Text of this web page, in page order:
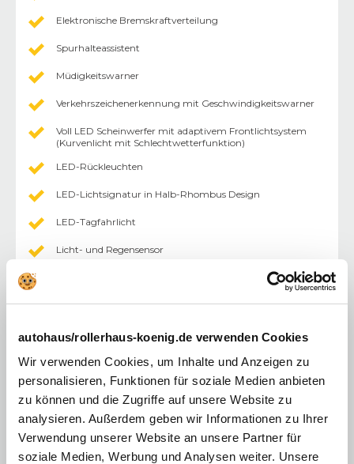
autohaus/rollerhaus-koenig.de verwenden Cookies
Wir verwenden Cookies, um Inhalte und Anzeigen zu
personalisieren, Funktionen für soziale Medien anbieten
zu können und die Zugriffe auf unsere Website zu
analysieren. Außerdem geben wir Informationen zu Ihrer
Verwendung unserer Website an unsere Partner für
soziale Medien, Werbung und Analysen weiter. Unsere
Elektronische Bremskraftverteilung
Spurhalteassistent
Müdigkeitswarner
Verkehrszeichenerkennung mit Geschwindigkeitswarner
Voll LED Scheinwerfer mit adaptivem Frontlichtsystem
(Kurvenlicht mit Schlechtwetterfunktion)
LED-Rückleuchten
LED-Lichtsignatur in Halb-Rhombus Design
LED-Tagfahrlicht
Licht- und Regensensor
Stark getönte Heck- und Seitenscheiben hinten
Dynamisches Abbiegelicht
Fernlichtassistent
Fahrer und Beifahrersitz höhenverstellbar, Fahrersitz mit
elektrischer Lordosenstütze
2-Zonen-Klimaautomatik
Keycard Handsfree